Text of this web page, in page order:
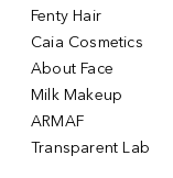
Fenty Hair
Caia Cosmetics
About Face
Milk Makeup
ARMAF
Transparent Lab